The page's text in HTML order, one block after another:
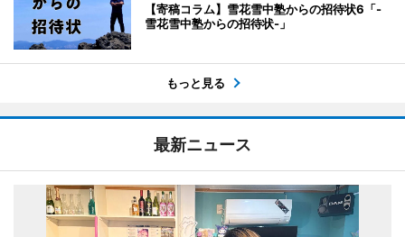
【寄稿コラム】雪花雪中塾からの招待状6「-
雪花雪中塾からの招待状-」
もっと見る
最新ニュース